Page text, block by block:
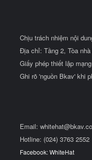
Chịu trách nhiệm nội
Địa chỉ: Tầng 2, Tòa
Giấy phép thiết lập
Ghi rõ 'nguồn Bkav' khi
Email:
Hotline: (024) 3763 2552
Facebook: WhiteHat